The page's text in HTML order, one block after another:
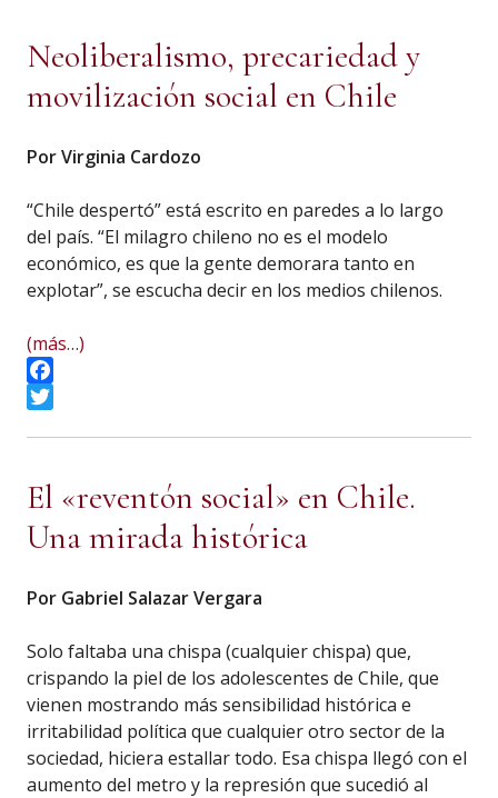
Neoliberalismo, precariedad y
movilización social en Chile
Por Virginia Cardozo
“Chile despertó” está escrito en paredes a lo largo
del país. “El milagro chileno no es el modelo
económico, es que la gente demorara tanto en
explotar”, se escucha decir en los medios chilenos.
(más…)
Facebook
El «reventón social» en Chile.
Una mirada histórica
Por Gabriel Salazar Vergara
Solo faltaba una chispa (cualquier chispa) que,
crispando la piel de los adolescentes de Chile, que
vienen mostrando más sensibilidad histórica e
irritabilidad política que cualquier otro sector de la
sociedad, hiciera estallar todo. Esa chispa llegó con el
aumento del metro y la represión que sucedió al